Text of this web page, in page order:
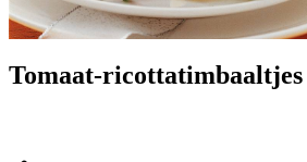
Tomaat-ricottatimbaaltjes